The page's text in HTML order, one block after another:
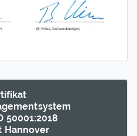
50001:2018
Hannover